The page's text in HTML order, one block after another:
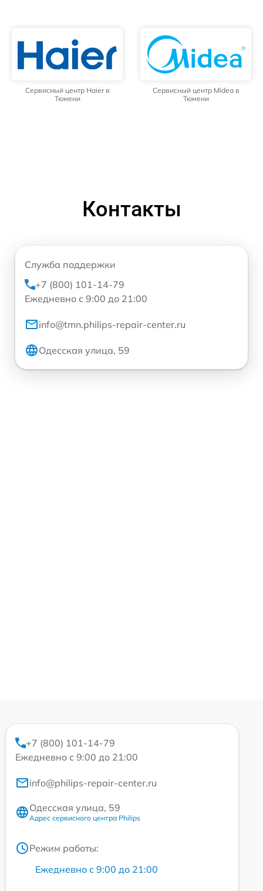
Сервисный центр Haier в
Тюмени
Сервисный центр Midea в
Тюмени
Контакты
Служба поддержки
+7 (800) 101-14-79
Ежедневно с 9:00 до 21:00
info@tmn.philips-repair-center.ru
Одесская улица, 59
+7 (800) 101-14-79
Ежедневно с 9:00 до 21:00
info@philips-repair-center.ru
Одесская улица, 59
Адрес сервисного центра Philips
Режим работы:
Ежедневно с 9:00 до 21:00